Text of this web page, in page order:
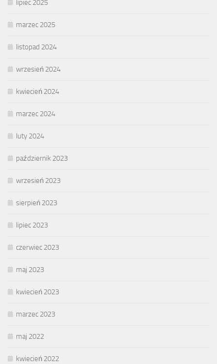
lipiec 2025
marzec 2025
listopad 2024
wrzesień 2024
kwiecień 2024
marzec 2024
luty 2024
październik 2023
wrzesień 2023
sierpień 2023
lipiec 2023
czerwiec 2023
maj 2023
kwiecień 2023
marzec 2023
maj 2022
kwiecień 2022